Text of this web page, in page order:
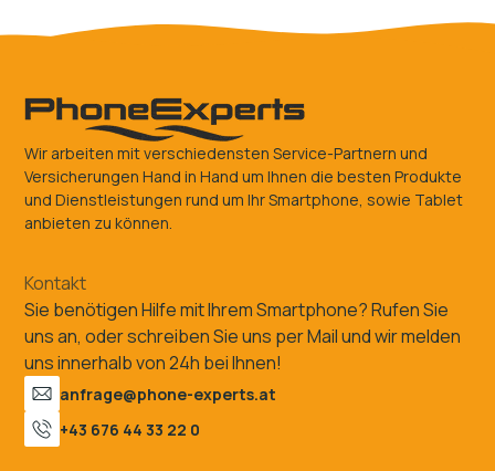
Wir arbeiten mit verschiedensten Service-Partnern und
Versicherungen Hand in Hand um Ihnen die besten Produkte
und Dienstleistungen rund um Ihr Smartphone, sowie Tablet
anbieten zu können.
Kontakt
Sie benötigen Hilfe mit Ihrem Smartphone? Rufen Sie
uns an, oder schreiben Sie uns per Mail und wir melden
uns innerhalb von 24h bei Ihnen!
anfrage@phone-experts.at
+43 676 44 33 22 0